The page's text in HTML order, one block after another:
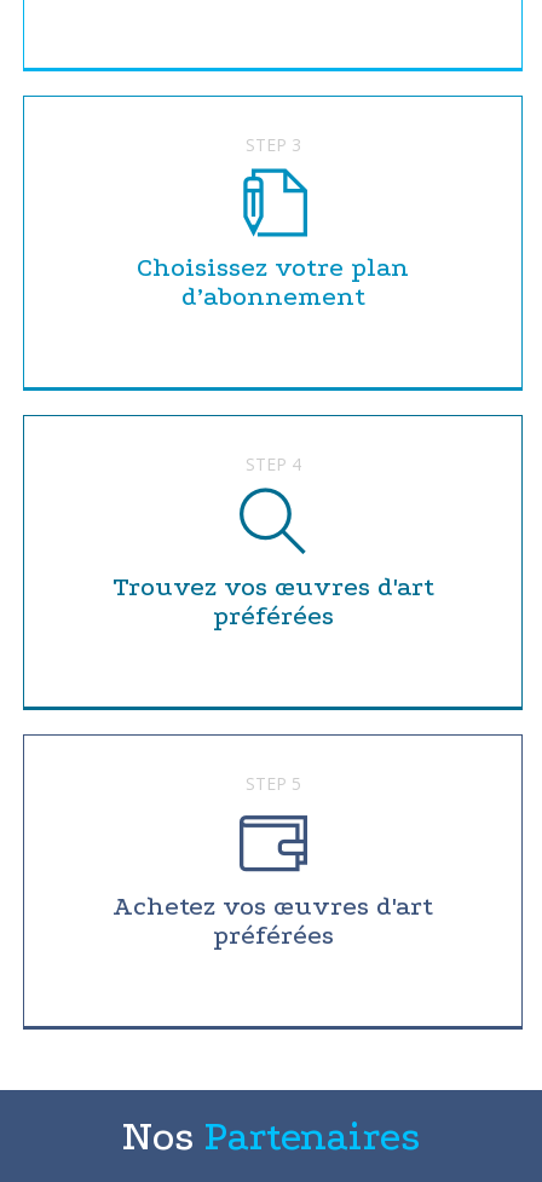
STEP 3
Choisissez votre plan
d’abonnement
STEP 4
Trouvez vos œuvres d'art
préférées
STEP 5
Achetez vos œuvres d'art
préférées
Nos Partenaires